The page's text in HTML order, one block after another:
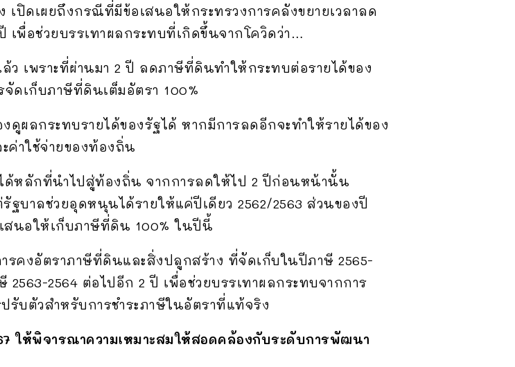
ปิดเผยถึงกรณีที่มีข้อเสนอให้กระทรวงการคลังขยายเวลาลด
พื่อช่วยบรรเทาผลกระทบที่เกิดขึ้นจากโควิดว่า…
ว เพราะที่ผ่านมา 2 ปี ลดภาษีที่ดินทำให้กระทบต่อรายได้ของ
เก็บภาษีที่ดินเต็มอัตรา 100%
ดูผลกระทบรายได้ของรัฐได้ หากมีการลดอีกจะทำให้รายได้ของ
าใช้จ่ายของท้องถิ่น
ด้หลักที่นำไปสู่ท้องถิ่น จากการลดให้ไป 2 ปีก่อนหน้านั้น
บาลช่วยอุดหนุนได้รายให้แค่ปีเดียว 2562/2563 ส่วนของปี
เสนอให้เก็บภาษีที่ดิน 100% ในปีนี้
คงอัตราภาษีที่ดินและสิ่งปลูกสร้าง ที่จัดเก็บในปีภาษี 2565-
2564 ต่อไปอีก 2 ปี เพื่อช่วยบรรเทาผลกระทบจากการ
รับตัวสำหรับการชำระภาษีในอัตราที่แท้จริง
ให้พิจารณาความเหมาะสมให้สอดคล้องกับระดับการพัฒนา